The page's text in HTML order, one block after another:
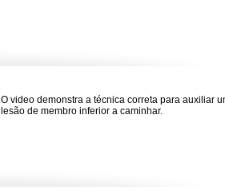
O video demonstra a técnica correta para auxiliar
lesão de membro inferior a caminhar.